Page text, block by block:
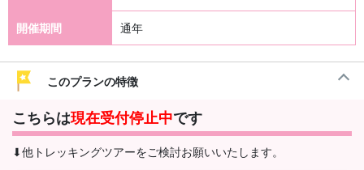
開催期間 通年
このプランの特徴
こちらは現在受付停止中です
⬇︎他トレッキングツアーをご検討お願いいたします。